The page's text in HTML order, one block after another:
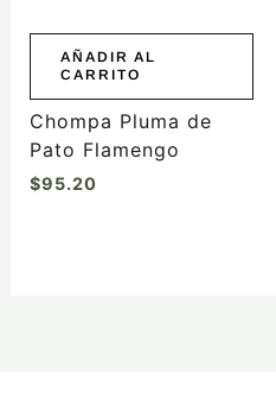
AÑADIR AL
CARRITO
Chompa Pluma de
Pato Flamengo
$95.20